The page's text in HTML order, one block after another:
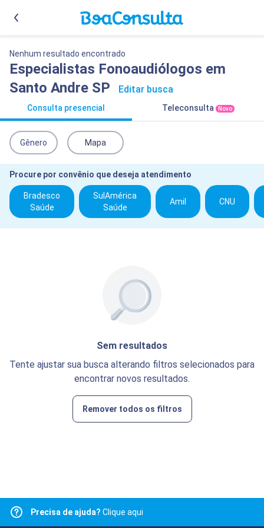
Nenhum resultado encontrado
Especialistas Fonoaudiólogos em
Santo Andre SP
Editar busca
Consulta presencial Teleconsulta Novo
Gênero Mapa
Procure por convênio que deseja atendimento
Bradesco
Saúde
SulAmérica
Saúde
Amil CNU
Sem resultados
Tente ajustar sua busca alterando filtros selecionados para
encontrar novos resultados.
Remover todos os filtros
Precisa de ajuda? Clique aqui